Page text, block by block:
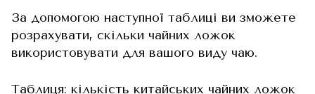
За допомогою наступної таблиці ви зможете
розрахувати, скільки чайних ложок
використовувати для вашого виду чаю.
Таблиця: кількість китайських чайних ложок